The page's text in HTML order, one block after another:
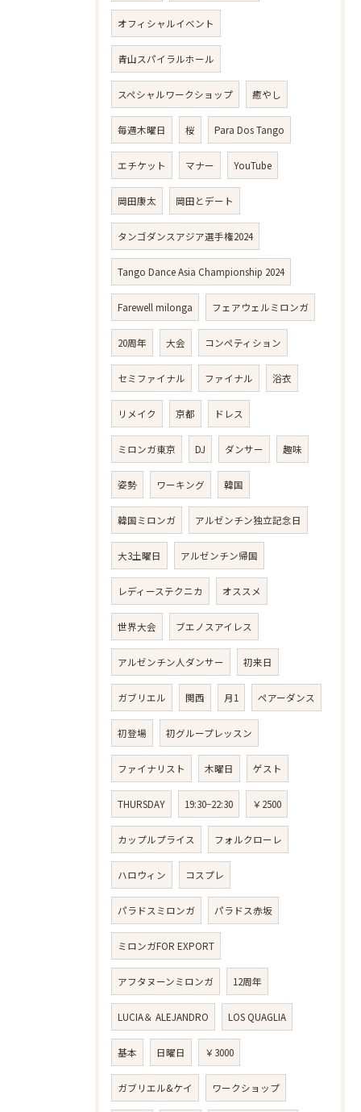
オフィシャルイベント
青山スパイラルホール
スペシャルワークショップ 癒やし
毎週木曜日 桜 Para Dos Tango
エチケット マナー YouTube
岡田康太 岡田とデート
タンゴダンスアジア選手権2024
Tango Dance Asia Championship 2024
Farewell milonga フェアウェルミロンガ
20周年 大会 コンペティション
セミファイナル ファイナル 浴衣
リメイク 京都 ドレス
ミロンガ東京 DJ ダンサー 趣味
姿勢 ワーキング 韓国
韓国ミロンガ アルゼンチン独立記念日
大3土曜日 アルゼンチン帰国
レディーステクニカ オススメ
世界大会 ブエノスアイレス
アルゼンチン人ダンサー 初来日
ガブリエル 関西 月1 ペアーダンス
初登場 初グループレッスン
ファイナリスト 木曜日 ゲスト
THURSDAY 19:30−22:30 ￥2500
カップルプライス フォルクローレ
ハロウィン コスプレ
パラドスミロンガ パラドス赤坂
ミロンガFOR EXPORT
アフタヌーンミロンガ 12周年
LUCIA＆ ALEJANDRO LOS QUAGLIA
基本 日曜日 ￥3000
ガブリエル&ケイ ワークショップ